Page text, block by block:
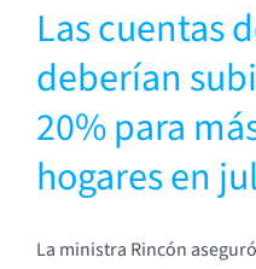
Las cuentas
deberían
20% para
hogares en
La ministra Rincón